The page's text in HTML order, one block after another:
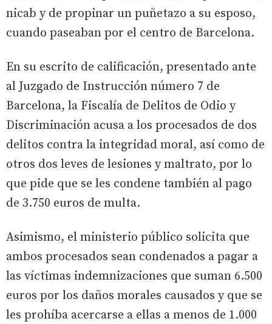
nicab y de propinar un puñetazo a su esposo,
cuando paseaban por el centro de Barcelona.
En su escrito de calificación, presentado ante
al Juzgado de Instrucción número 7 de
Barcelona, la Fiscalía de Delitos de Odio y
Discriminación acusa a los procesados de dos
delitos contra la integridad moral, así como de
otros dos leves de lesiones y maltrato, por lo
que pide que se les condene también al pago
de 3.750 euros de multa.
Asimismo, el ministerio público solicita que
ambos procesados sean condenados a pagar a
las víctimas indemnizaciones que suman 6.500
euros por los daños morales causados y que se
les prohíba acercarse a ellas a menos de 1.000